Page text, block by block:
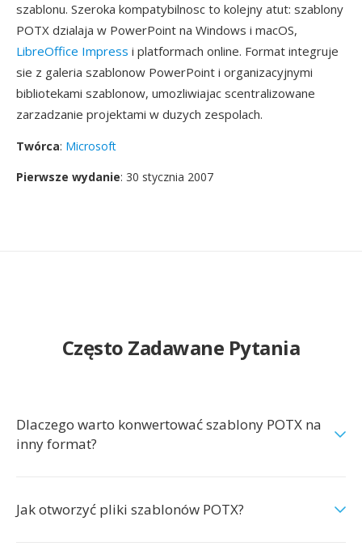
szablonu. Szeroka kompatybilnosc to kolejny atut: szablony
POTX dzialaja w PowerPoint na Windows i macOS,
LibreOffice Impress i platformach online. Format integruje
sie z galeria szablonow PowerPoint i organizacyjnymi
bibliotekami szablonow, umozliwiajac scentralizowane
zarzadzanie projektami w duzych zespolach.
Twórca: Microsoft
Pierwsze wydanie: 30 stycznia 2007
Często Zadawane Pytania
Dlaczego warto konwertować szablony POTX na
inny format?
Jak otworzyć pliki szablonów POTX?